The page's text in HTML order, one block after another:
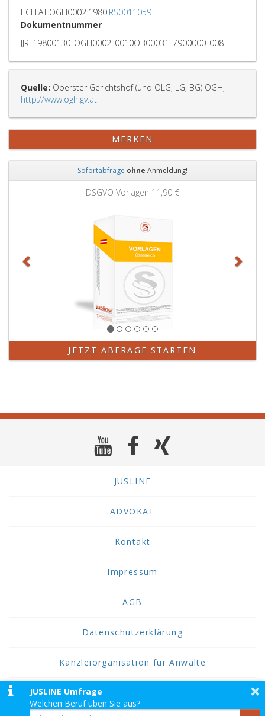
ECLI:AT:OGH0002:1980:RS0011059
Dokumentnummer
JJR_19800130_OGH0002_0010OB00031_7900000_008
Quelle: Oberster Gerichtshof (und OLG, LG, BG) OGH,
http://www.ogh.gv.at
MERKEN
Sofortabfrage ohne Anmeldung!
DSGVO Vorlagen 11,90 €
JETZT ABFRAGE STARTEN
JUSLINE
ADVOKAT
Kontakt
Impressum
AGB
Datenschutzerklärung
Kanzleiorganisation für Anwälte
JUSLINE® ist eine Marke der ADVOKAT
×
JUSLINE Umfrage
Welchen Beruf üben Sie aus?